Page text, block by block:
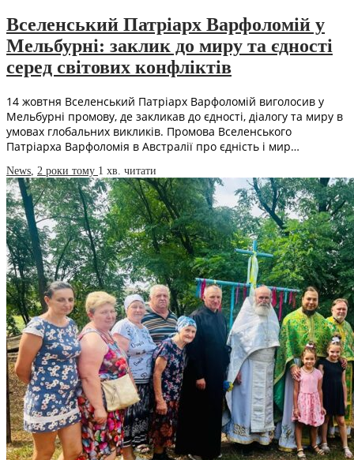
Вселенський Патріарх Варфоломій у
Мельбурні: заклик до миру та єдності
серед світових конфліктів
14 жовтня Вселенський Патріарх Варфоломій виголосив у
Мельбурні промову, де закликав до єдності, діалогу та миру в
умовах глобальних викликів. Промова Вселенського
Патріарха Варфоломія в Австралії про єдність і мир…
News 2 роки тому 1 хв. читати